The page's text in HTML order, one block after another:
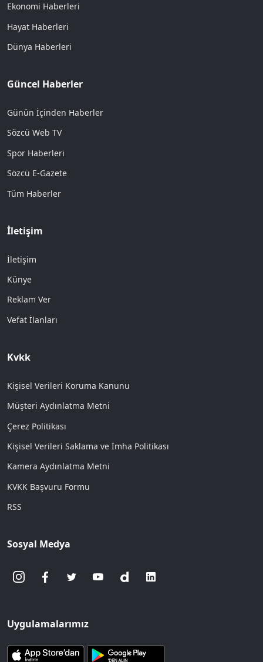
Ekonomi Haberleri
Hayat Haberleri
Dünya Haberleri
Güncel Haberler
Günün İçinden Haberler
Sözcü Web TV
Spor Haberleri
Sözcü E-Gazete
Tüm Haberler
İletişim
İletişim
Künye
Reklam Ver
Vefat İlanları
Kvkk
Kişisel Verileri Koruma Kanunu
Müşteri Aydınlatma Metni
Çerez Politikası
Kişisel Verileri Saklama ve İmha Politikası
Kamera Aydınlatma Metni
KVKK Başvuru Formu
RSS
Sosyal Medya
Uygulamalarımız